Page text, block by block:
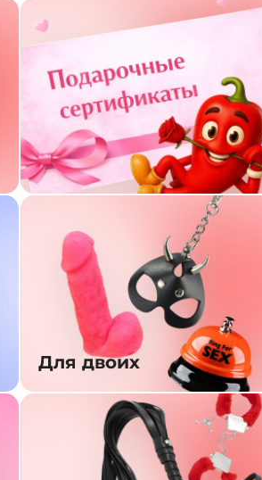
Для двоих